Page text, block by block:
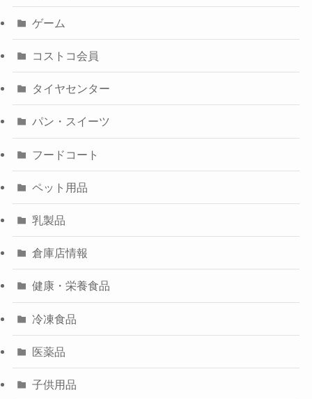
ゲーム
コストコ会員
タイヤセンター
パン・スイーツ
フードコート
ペット用品
乳製品
倉庫店情報
健康・栄養食品
冷凍食品
医薬品
子供用品